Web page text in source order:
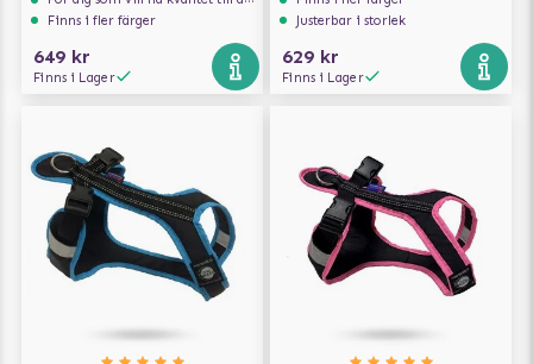
Finns i fler färger
649 kr
Finns i Lager
Justerbar i storlek
629 kr
Finns i Lager